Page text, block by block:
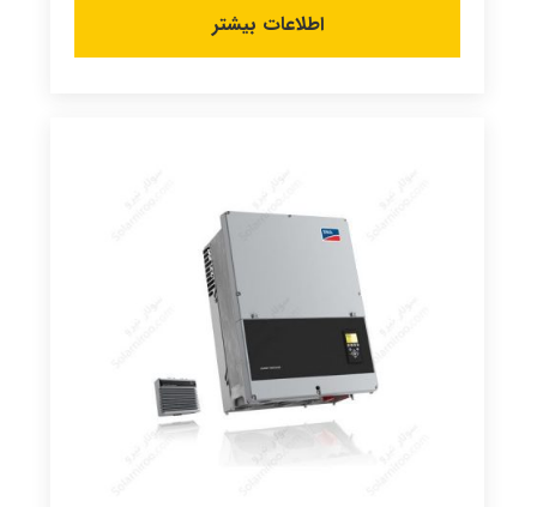
اطلاعات بیشتر